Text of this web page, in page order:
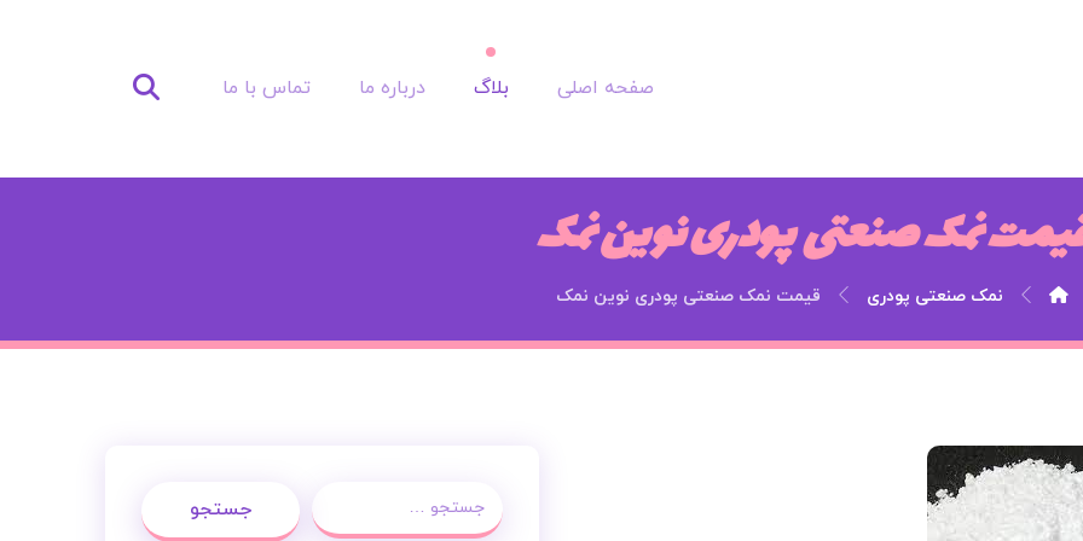
صفحه اصلی بلاگ درباره ما تماس با ما
نمک صنعتی پودری نوین نمک
نمک صنعتی پودری قیمت نمک صنعتی پودری نوین نمک
جستجو